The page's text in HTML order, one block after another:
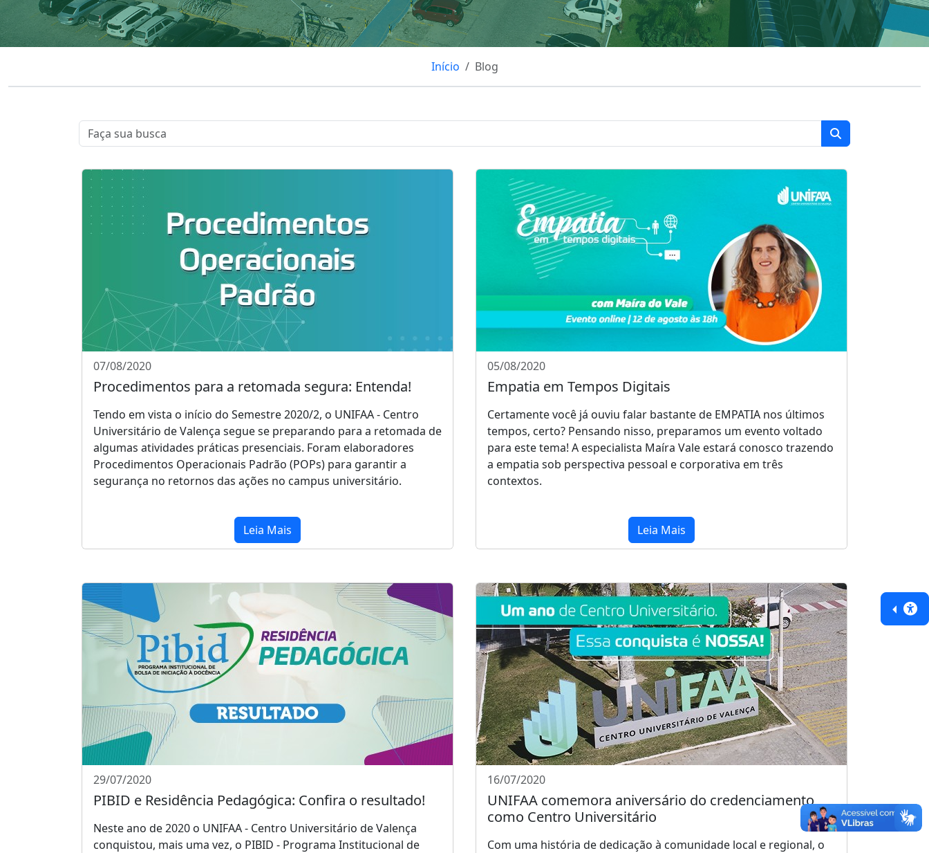
Início Blog
07/08/2020
Procedimentos para a retomada segura: Entenda!
Tendo em vista o início do Semestre 2020/2, o UNIFAA - Centro
Universitário de Valença segue se preparando para a retomada de
algumas atividades práticas presenciais. Foram elaboradores
Procedimentos Operacionais Padrão (POPs) para garantir a
segurança no retornos das ações no campus universitário.
Leia Mais
05/08/2020
Empatia em Tempos Digitais
Certamente você já ouviu falar bastante de EMPATIA nos últimos
tempos, certo? Pensando nisso, preparamos um evento voltado
para este tema! A especialista Maíra Vale estará conosco trazendo
a empatia sob perspectiva pessoal e corporativa em três
contextos.
Leia Mais
29/07/2020
PIBID e Residência Pedagógica: Confira o resultado!
Neste ano de 2020 o UNIFAA - Centro Universitário de Valença
conquistou, mais uma vez, o PIBID - Programa Institucional de
16/07/2020
UNIFAA comemora aniversário do credenciamento
como Centro Universitário
Com uma história de dedicação à comunidade local e regional, o